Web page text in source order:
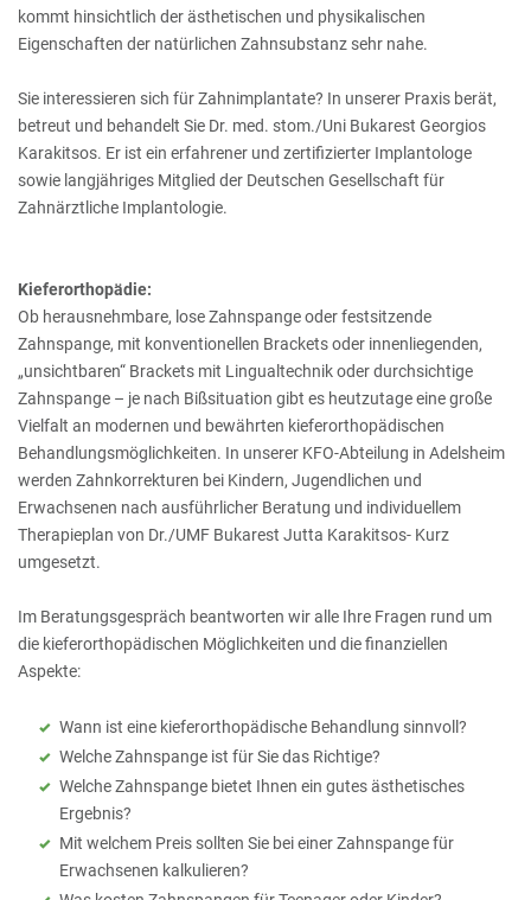
kommt hinsichtlich der ästhetischen und physikalischen
Eigenschaften der natürlichen Zahnsubstanz sehr nahe.
Sie interessieren sich für Zahnimplantate? In unserer Praxis berät,
betreut und behandelt Sie Dr. med. stom./Uni Bukarest Georgios
Karakitsos. Er ist ein erfahrener und zertifizierter Implantologe
sowie langjähriges Mitglied der Deutschen Gesellschaft für
Zahnärztliche Implantologie.
Kieferorthopädie:
Ob herausnehmbare, lose Zahnspange oder festsitzende
Zahnspange, mit konventionellen Brackets oder innenliegenden,
„unsichtbaren“ Brackets mit Lingualtechnik oder durchsichtige
Zahnspange – je nach Bißsituation gibt es heutzutage eine große
Vielfalt an modernen und bewährten kieferorthopädischen
Behandlungsmöglichkeiten. In unserer KFO-Abteilung in Adelsheim
werden Zahnkorrekturen bei Kindern, Jugendlichen und
Erwachsenen nach ausführlicher Beratung und individuellem
Therapieplan von Dr./UMF Bukarest Jutta Karakitsos- Kurz
umgesetzt.
Im Beratungsgespräch beantworten wir alle Ihre Fragen rund um
die kieferorthopädischen Möglichkeiten und die finanziellen
Aspekte:
Wann ist eine kieferorthopädische Behandlung sinnvoll?
Welche Zahnspange ist für Sie das Richtige?
Welche Zahnspange bietet Ihnen ein gutes ästhetisches
Ergebnis?
Mit welchem Preis sollten Sie bei einer Zahnspange für
Erwachsenen kalkulieren?